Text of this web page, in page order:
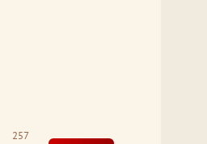
257